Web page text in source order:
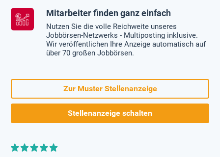
Mitarbeiter finden ganz einfach
Nutzen Sie die volle Reichweite unseres
Jobbörsen-Netzwerks - Multiposting inklusive.
Wir veröffentlichen Ihre Anzeige automatisch auf
über 70 großen Jobbörsen.
Zur Muster Stellenanzeige
Stellenanzeige schalten